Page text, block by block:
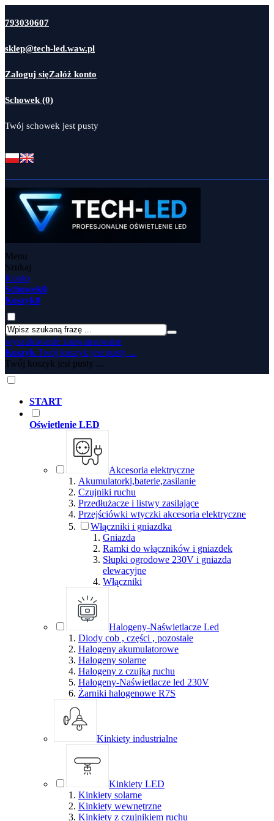
793030607
sklep@tech-led.waw.pl
Zaloguj sięZałóż konto
Schowek (0)
Twój schowek jest pusty
Menu
Szukaj
Konto
Schowek0
Koszyk0
wyszukiwanie zaawansowane
Koszyk Twój koszyk jest pusty ...
Twój koszyk jest pusty ...
START
Oświetlenie LED
Akcesoria elektryczne
Akumulatorki,baterie,zasilanie
Czujniki ruchu
Przedłużacze i listwy zasilające
Przejściówki wtyczki akcesoria elektryczne
Włączniki i gniazdka
Gniazda
Ramki do włączników i gniazdek
Słupki ogrodowe 230V i gniazda
elewacyjne
Włączniki
Halogeny-Naświetlacze Led
Diody cob , części , pozostałe
Halogeny akumulatorowe
Halogeny solarne
Halogeny z czujką ruchu
Halogeny-Naświetlacze led 230V
Żarniki halogenowe R7S
Kinkiety industrialne
Kinkiety LED
Kinkiety solarne
Kinkiety wewnętrzne
Kinkiety z czujnikiem ruchu